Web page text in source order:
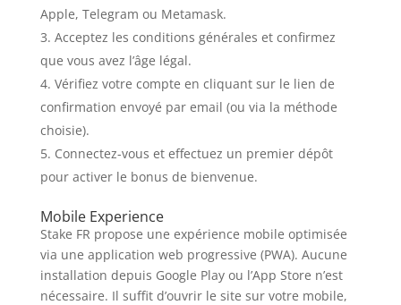
Apple, Telegram ou Metamask.
Acceptez les conditions générales et confirmez
que vous avez l’âge légal.
Vérifiez votre compte en cliquant sur le lien de
confirmation envoyé par email (ou via la méthode
choisie).
Connectez-vous et effectuez un premier dépôt
pour activer le bonus de bienvenue.
Mobile Experience
Stake FR propose une expérience mobile optimisée
via une application web progressive (PWA). Aucune
installation depuis Google Play ou l’App Store n’est
nécessaire. Il suffit d’ouvrir le site sur votre mobile,